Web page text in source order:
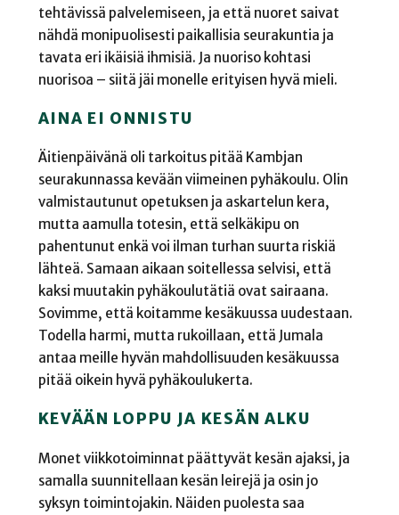
tehtävissä palvelemiseen, ja että nuoret saivat
nähdä monipuolisesti paikallisia seurakuntia ja
tavata eri ikäisiä ihmisiä. Ja nuoriso kohtasi
nuorisoa – siitä jäi monelle erityisen hyvä mieli.
AINA EI ONNISTU
Äitienpäivänä oli tarkoitus pitää Kambjan
seurakunnassa kevään viimeinen pyhäkoulu. Olin
valmistautunut opetuksen ja askartelun kera,
mutta aamulla totesin, että selkäkipu on
pahentunut enkä voi ilman turhan suurta riskiä
lähteä. Samaan aikaan soitellessa selvisi, että
kaksi muutakin pyhäkoulutätiä ovat sairaana.
Sovimme, että koitamme kesäkuussa uudestaan.
Todella harmi, mutta rukoillaan, että Jumala
antaa meille hyvän mahdollisuuden kesäkuussa
pitää oikein hyvä pyhäkoulukerta.
KEVÄÄN LOPPU JA KESÄN ALKU
Monet viikkotoiminnat päättyvät kesän ajaksi, ja
samalla suunnitellaan kesän leirejä ja osin jo
syksyn toimintojakin. Näiden puolesta saa